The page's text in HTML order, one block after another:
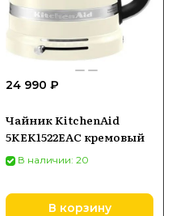
Kitchenaid
и
выгодной цене.
24 990 ₽
Чайник KitchenAid
5KEK1522EAC кремовый
В наличии: 20
В корзину